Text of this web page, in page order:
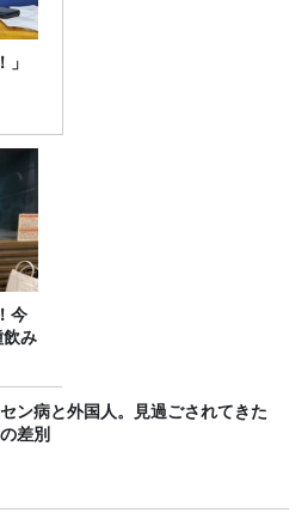
」
今
飲み
ン病と外国人。見過ごされてきた
差別